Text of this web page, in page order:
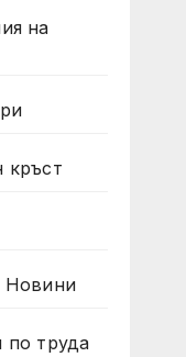
на
кръст
Новини
по труда